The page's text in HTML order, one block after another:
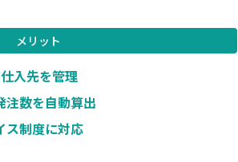
メリット
入先を管理
注数を自動算出
ス制度に対応